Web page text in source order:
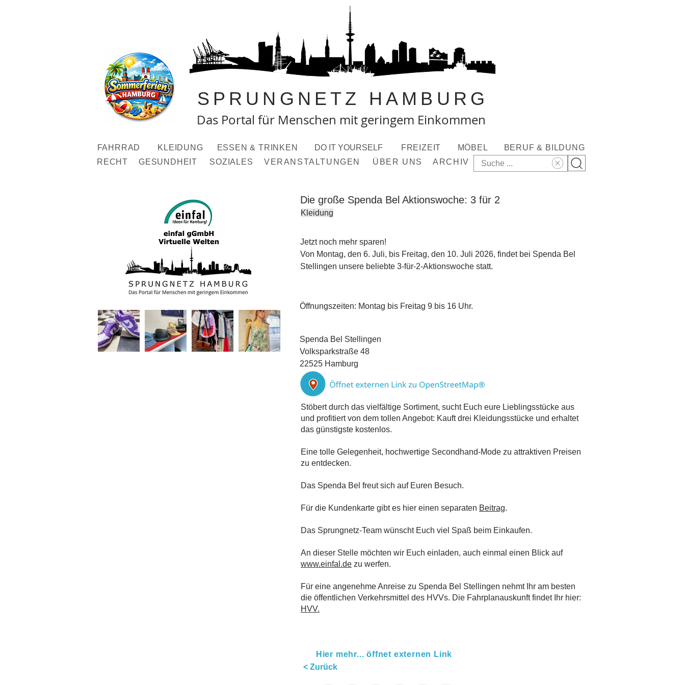
SPRUNGNETZ HAMBURG
Das Portal für Menschen mit geringem Einkommen
FAHRRAD
KLEIDUNG
RECHT
GESUNDHEIT
DO IT YOURSELF FREIZEIT
ESSEN & TRINKEN
SOZIALES
VERANSTALTUNGEN ÜBER UNS
MÖBEL
ARCHIV
BERUF & BILDUNG
Die große Spenda Bel Aktionswoche: 3 für 2
Kleidung
Jetzt noch mehr sparen!
Von Montag, den 6. Juli, bis Freitag, den 10. Juli 2026, findet bei Spenda Bel
Stellingen unsere beliebte 3-für-2-Aktionswoche statt.
Spenda Bel Stellingen
Volksparkstraße 48
22525 Hamburg
Öffnungszeiten: Montag bis Freitag 9 bis 16 Uhr.
Stöbert durch das vielfältige Sortiment, sucht Euch eure Lieblingsstücke aus
und profitiert von dem tollen Angebot: Kauft drei Kleidungsstücke und erhaltet
das günstigste kostenlos.
Eine tolle Gelegenheit, hochwertige Secondhand-Mode zu attraktiven Preisen
zu entdecken.
Das Spenda Bel freut sich auf Euren Besuch.
Für die Kundenkarte gibt es hier einen separaten Beitrag.
Das Sprungnetz-Team wünscht Euch viel Spaß beim Einkaufen.
An dieser Stelle möchten wir Euch einladen, auch einmal einen Blick auf
www.einfal.de zu werfen.
Für eine angenehme Anreise zu Spenda Bel Stellingen nehmt Ihr am besten
die öffentlichen Verkehrsmittel des HVVs. Die Fahrplanauskunft findet Ihr hier:
HVV.
Hier mehr... öffnet externen Link
< Zurück